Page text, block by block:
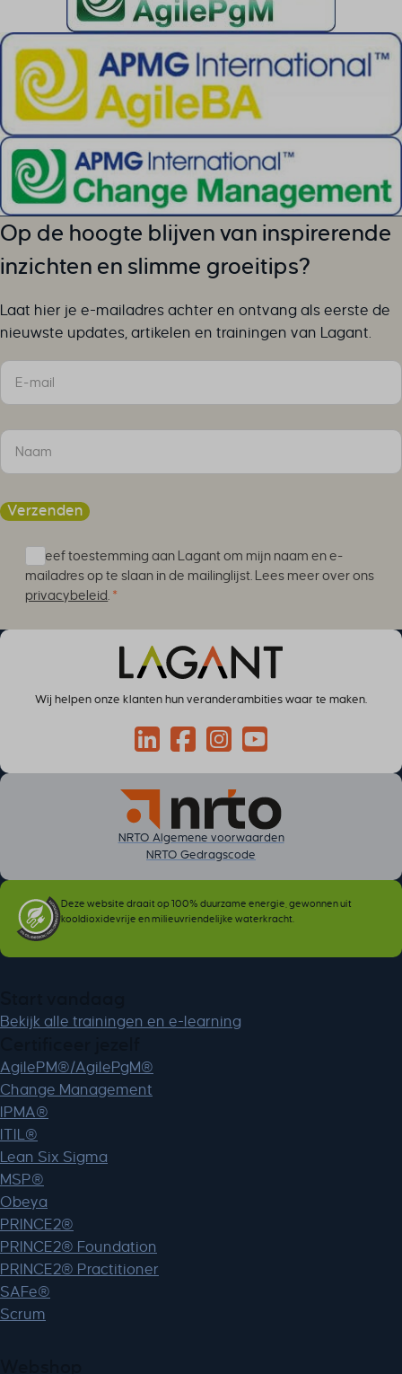
Op de hoogte blijven van inspirerende
inzichten en slimme groeitips?
Laat hier je e-mailadres achter en ontvang als eerste de
nieuwste updates, artikelen en trainingen van Lagant.
Sectie
Verzenden
Ik geef toestemming aan Lagant om mijn naam en e-
mailadres op te slaan in de mailinglijst. Lees meer over ons
privacybeleid *
Wij helpen onze klanten hun veranderambities waar te maken.
Connect via LinkedIn
Volg op Facebook
Volg op Instagram
Volg op YouTube
NRTO Algemene voorwaarden
NRTO Gedragscode
Deze website draait op 100% duurzame energie, gewonnen uit
kooldioxidevrije en milieuvriendelijke waterkracht.
Bekijk alle trainingen en e-learning
AgilePM®/AgilePgM®
Change Management
IPMA®
ITIL®
Lean Six Sigma
MSP®
Obeya
PRINCE2®
PRINCE2® Foundation
PRINCE2® Practitioner
SAFe®
Scrum
wp-settings-*
wp-settings-time-*
x_logged_in_user
av_tunnel
brf-unlock-maintenance
cky-action
cky-consent
cookiesEnabled
cookieyes-advertisement
cookieyes-analytics
cookieyes-functional
cookieyes-necessary
cookieyes-performance
csmm_menu
hsoffset_*
li_fat_id
MicrosoftApplicationsTelemetryDeviceId
MicrosoftApplicationsTelemetryFirstLaunchTime
ph_*_posthog
sc_applied_coupon_profile_id
SLO_GWPT_Show_Hide_tmp
TSVB_UID
ws_form_debug_height
x_favorite_ids__product
zero-chakra-ui-color-mode